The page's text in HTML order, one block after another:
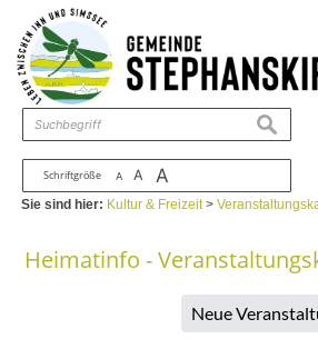
Zum Inhalt ,zur Navigation
Schriftgröße A A A
suchen
Sie sind hier: Kultur & Freizeit>
Heimatinfo -